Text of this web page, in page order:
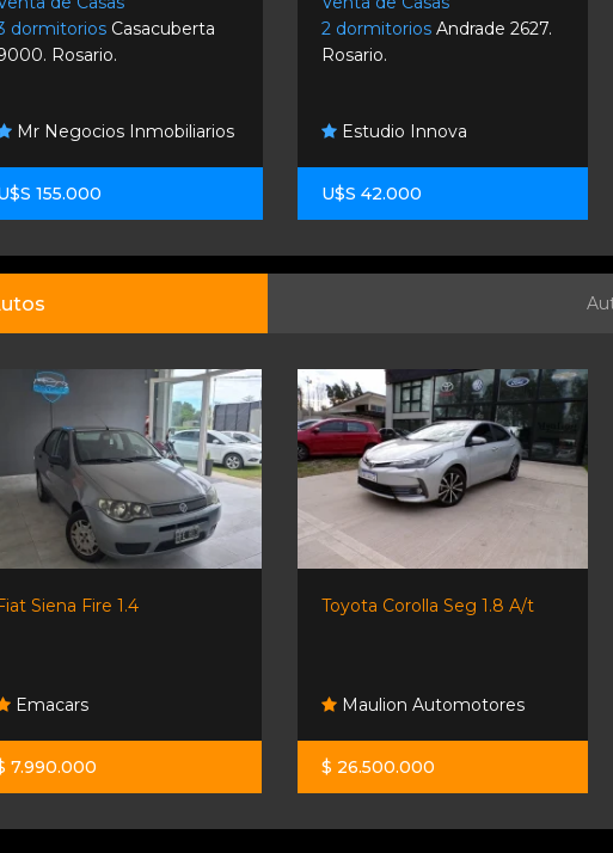
dormitorios Casacuberta
Rosario.
Mr Negocios Inmobiliarios
155.000
2 dormitoriosAndrade 2627.
Rosario.
Estudio Innova
U$S 42.000
Siena Fire 1.4
Emacars
7.990.000
Toyota Corolla Seg 1.8 A/t
Maulion Automotores
$ 26.500.000